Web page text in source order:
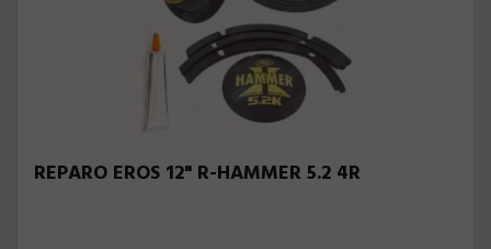
REPARO EROS 12" R-HAMMER 5.2 4R